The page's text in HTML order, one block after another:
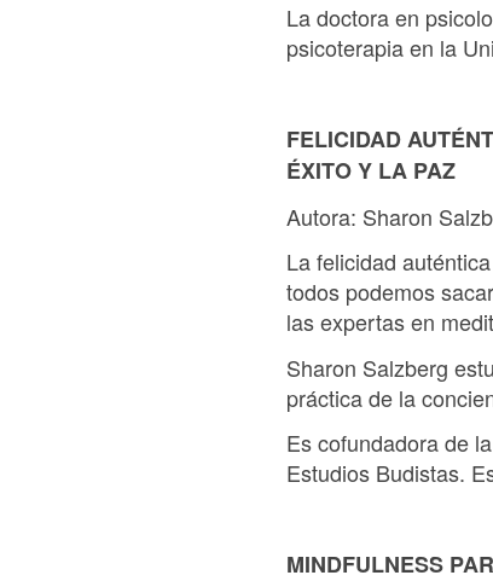
La doctora en
psicoterapia en la
FELICIDAD
ÉXITO Y LA PAZ
Autora: Sharon
La felicidad
todos podemos
las expertas en
Sharon Salzberg
práctica de la
Es cofundadora de
Estudios Budistas.
MINDFULNESS